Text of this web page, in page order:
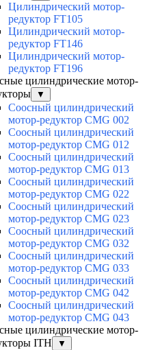
Цилиндрический мотор-
редуктор FT105
Цилиндрический мотор-
редуктор FT146
Цилиндрический мотор-
редуктор FT196
цилиндрические мотор-
▼
Соосный цилиндрический
мотор-редуктор CMG 002
Соосный цилиндрический
мотор-редуктор CMG 012
Соосный цилиндрический
мотор-редуктор CMG 013
Соосный цилиндрический
мотор-редуктор CMG 022
Соосный цилиндрический
мотор-редуктор CMG 023
Соосный цилиндрический
мотор-редуктор CMG 032
Соосный цилиндрический
мотор-редуктор CMG 033
Соосный цилиндрический
мотор-редуктор CMG 042
Соосный цилиндрический
мотор-редуктор CMG 043
цилиндрические мотор-
ITH
▼